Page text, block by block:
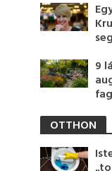
9
OTTHON